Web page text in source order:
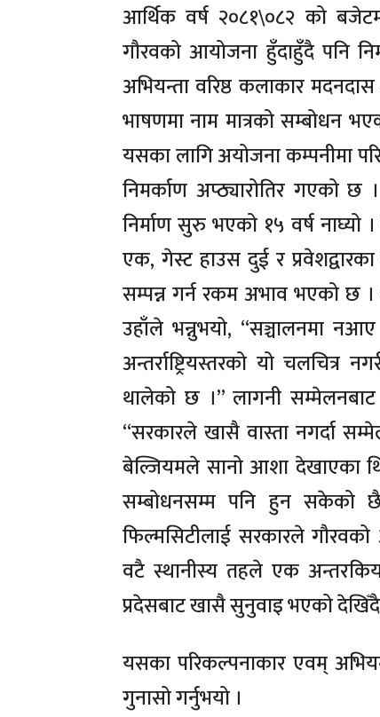
आर्थिक वर्ष २०८१\०८२ को
गौरवको आयोजना हुँदाहुँदै पनि
अभियन्ता वरिष्ठ कलाकार
भाषणमा नाम मात्रको सम्बोधन
यसका लागि अयोजना कम्पनीमा
निमर्काण अप्ठ्यारोतिर गएको
निर्माण सुरु भएको १५ वर्ष नाघ्यो
एक, गेस्ट हाउस दुई र
सम्पन्न गर्न रकम अभाव भएको छ
उहाँले भन्नुभयो, ‘‘सञ्चालनमा
अन्तर्राष्ट्रियस्तरको यो
थालेको छ ।’’ लागनी
‘‘सरकारले खासै वास्ता नगर्दा
बेल्जियमले सानो आशा देखाएका
सम्बोधनसम्म पनि हुन सकेको छैन
फिल्मसिटीलाई सरकारले
वटै स्थानीस्य तहले एक
प्रदेसबाट खासै सुनुवाइ भएको
यसका परिकल्पनाकार एवम्
गुनासो गर्नुभयो ।